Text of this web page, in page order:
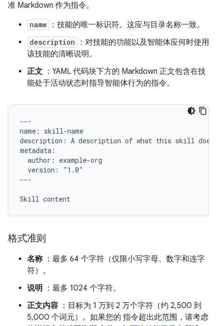
准 Markdown 作为指令。
name ：技能的唯一标识符。这应与目录名称一致。
description
：对技能的功能以及智能体应何时使用
该技能的清晰说明。
正文 ：YAML 代码块下方的 Markdown 正文包含在技
能处于活动状态时指导智能体行为的指令。
---
name: skill-name
description: A description of what this skill does
metadata:
  author: example-org
  version: "1.0"
---
格式准则
名称：最多 64 个字符（仅限小写字母、数字和连字
符）。
说明 ：最多 1024 个字符。
正文内容 ：目标为 1 万到 2 万个字符（约 2,500 到
5,000 个词元）。如果您的 指令超出此范围，请考虑